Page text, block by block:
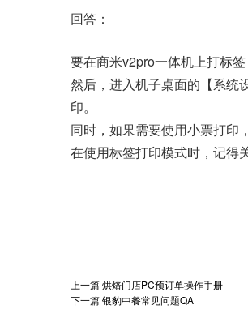
回答：
要在商米v2pro一体机上打标
然后，进入机子桌面的【系统
印。
同时，如果需要使用小票打印
在使用标签打印模式时，记得
上一篇烘焙门店PC预订单操作手册
下一篇银豹中餐常见问题QA